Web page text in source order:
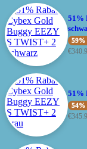
51%
59%
€
51%
54%
€